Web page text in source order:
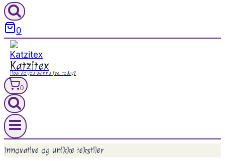
0
Katzitex
How do you wanna feel today?
0
Innovative og unikke tekstiler